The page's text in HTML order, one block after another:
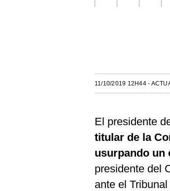
11/10/2019 12H44-
El presidente
titular de la
usurpando un
presidente del
ante el